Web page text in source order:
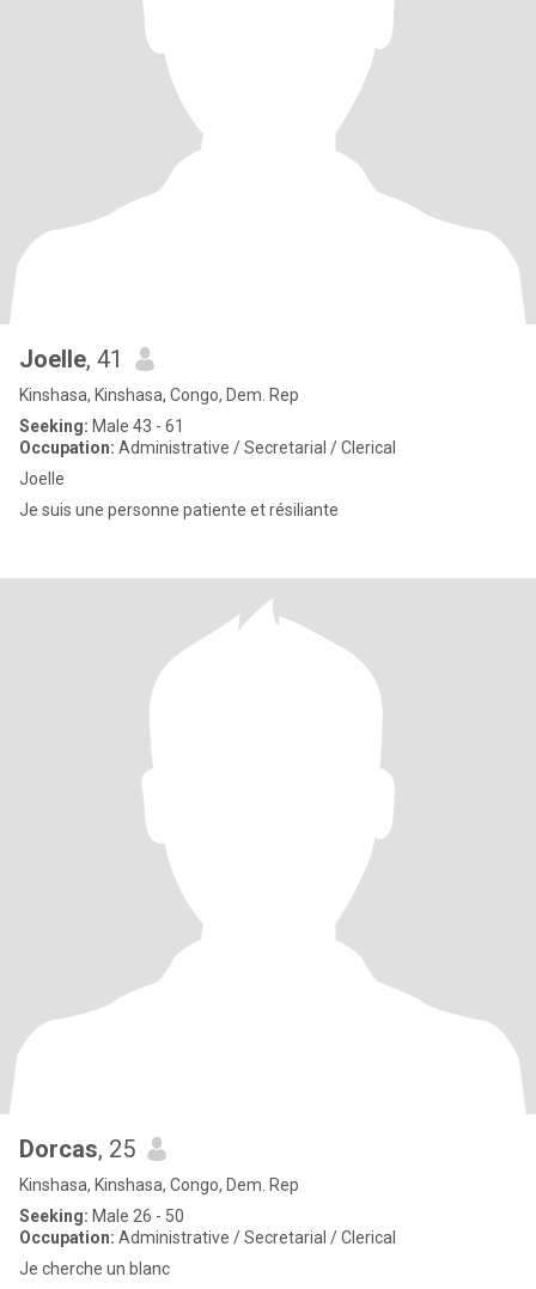
Joelle, 41
Kinshasa, Kinshasa, Congo, Dem. Rep
Seeking: Male 43 - 61
Occupation: Administrative / Secretarial / Clerical
Joelle
Je suis une personne patiente et résiliante
Dorcas, 25
Kinshasa, Kinshasa, Congo, Dem. Rep
Seeking: Male 26 - 50
Occupation: Administrative / Secretarial / Clerical
Je cherche un blanc